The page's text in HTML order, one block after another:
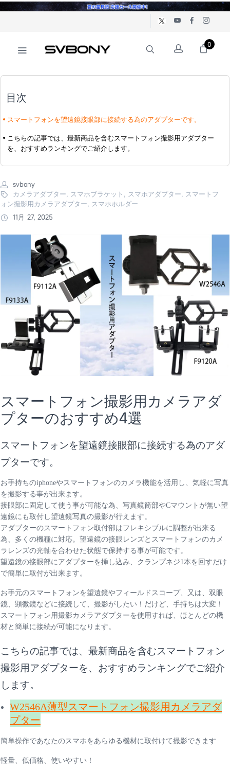
0
目次
スマートフォンを望遠鏡接眼部に接続する為のアダプターです。
こちらの記事では、最新商品を含むスマートフォン撮影用アダプター
を、おすすめランキングでご紹介します。
svbony
カメラアダプター, スマホブラケット, スマホアダプター, スマートフ
ォン撮影用カメラアダプター, スマホホルダー
11月 27, 2025
スマートフォン撮影用カメラアダ
プターのおすすめ4選
スマートフォンを望遠鏡接眼部に接続する為のアダ
プターです。
お手持ちのiphoneやスマートフォンのカメラ機能を活用し、気軽に写真
を撮影する事が出来ます。
接眼部に固定して使う事が可能な為、写真鏡筒部やCマウントが無い望
遠鏡にも取付し望遠鏡写真の撮影が行えます。
アダプターのスマートフォン取付部はフレキシブルに調整が出来る
為、多くの機種に対応。望遠鏡の接眼レンズとスマートフォンのカメ
ラレンズの光軸を合わせた状態で保持する事が可能です。
望遠鏡の接眼部にアダプターを挿し込み、クランプネジ1本を回すだけ
で簡単に取付が出来ます。
お手元のスマートフォンを望遠鏡やフィールドスコープ、又は、双眼
鏡、顕微鏡などに接続して、撮影がしたい！だけど、手持ちは大変！
スマートフォン用撮影カメラアダプターを使用すれば、ほとんどの機
材と簡単に接続が可能になります。
こちらの記事では、最新商品を含むスマートフォン
撮影用アダプターを、おすすめランキングでご紹介
します。
W2546A薄型スマートフォン撮影用カメラアダ
プター
簡単操作であなたのスマホをあらゆる機材に取付けて撮影できます
軽量、低価格、使いやすい！